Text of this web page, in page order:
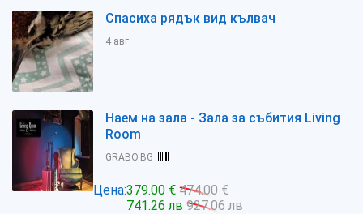
Спасиха рядък вид кълвач
4 авг
Наем на зала - Зала за събития Living
Room
GRABO.BG
Цена:379.00 € 474.00 €
741.26 лв 927.06 лв